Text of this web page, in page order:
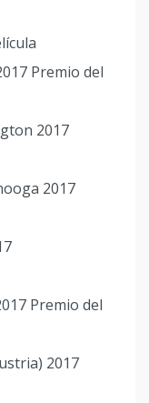
Premio del
2017
2017
Premio del
2017